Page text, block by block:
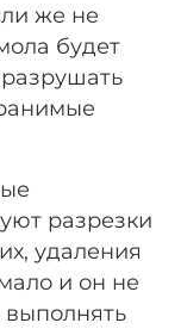
же не
будет
разрезки
удаления
и он не
выполнять